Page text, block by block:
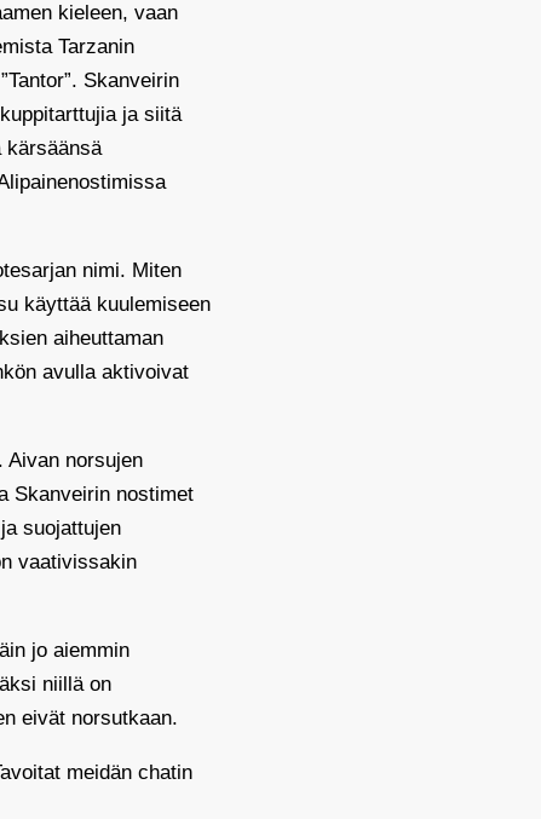
kieleen, vaan
Tarzanin
Skanveirin
ja siitä
kärsäänsä
nimi. Miten
käyttää kuulemiseen
aiheuttaman
avulla aktivoivat
Aivan norsujen
Skanveirin nostimet
suojattujen
vaativissakin
jo aiemmin
niillä on
eivät norsutkaan.
meidän chatin